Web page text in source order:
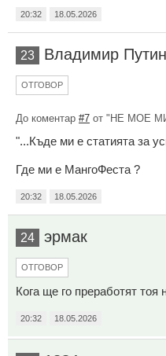
20:32 18.05.2026
23 Владимир
ОТГОВОР
До коментар #7 от "НЕ МОЕ
"...Къде ми е статията за
Где ми е МангоФеста ?
20:32 18.05.2026
24 эрмак
ОТГОВОР
Кога ще го преработят тоя
20:32 18.05.2026